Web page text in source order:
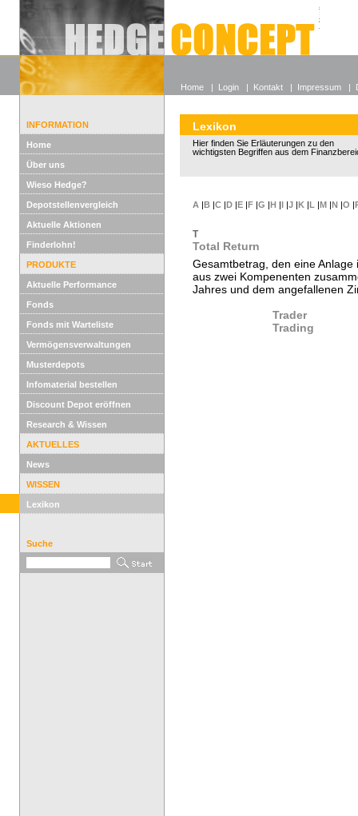
Alle
Wieso
INFORMATION
Home
Über uns
Wieso Hedge?
Depotstellenvergleich
Aktuelle Aktionen
Finderlohn!
PRODUKTE
Aktuelle Performance
Fonds
Fonds mit Warteliste
Vermögensverwaltungen
Musterdepots
Infomaterial bestellen
Discount Depot eröffnen
Research & Wissen
AKTUELLES
News
WISSEN
Lexikon
Suche
Lexikon
Hier finden Sie Erläuterungen zu den
wichtigsten Begriffen aus dem
A |B |C |D |E |F |G |H |I |J |K |L |M |N |O |
T
Total Return
Gesamtbetrag, den eine
aus zwei Kompenenten
Jahres und dem angefallenen
Trader
Trading
Home | Login | Kontakt | Impressum |